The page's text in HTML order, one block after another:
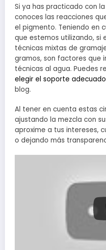
Si ya has practicado con
conoces las reacciones
el pigmento. Teniendo en
que estemos utilizando, si
técnicas mixtas de
gramos, son factores que
técnicas al agua. Puedes
elegir el soporte adecuado
blog.
Al tener en cuenta estas
ajustando la mezcla con
aproxime a tus intereses,
o dejando más